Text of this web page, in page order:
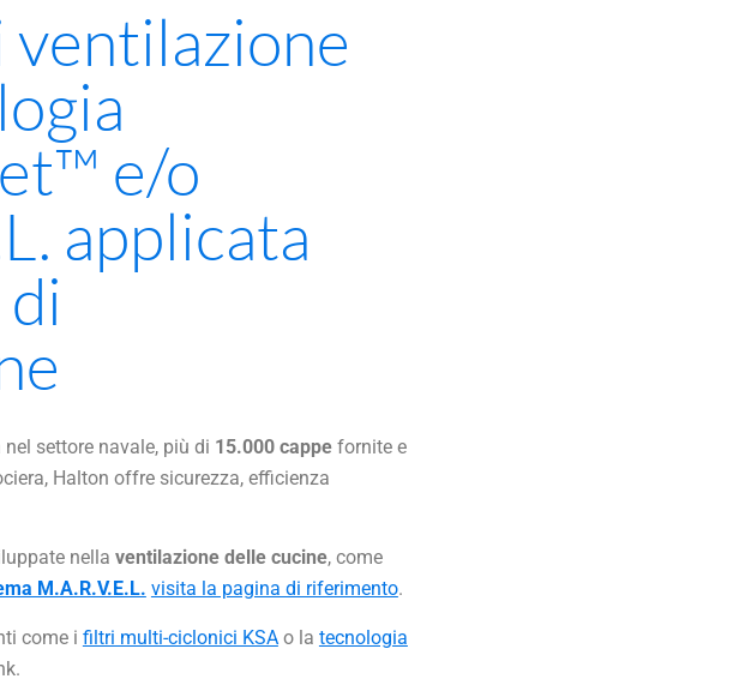
ventilazione
e/o
applicata
settore navale, più di 15.000 cappefornite e
Halton offre sicurezza, efficienza
nella ventilazione delle cucine, come
M.A.R.V.E.L. visita la pagina di riferimento.
come i filtri multi-ciclonici KSAo la tecnologia